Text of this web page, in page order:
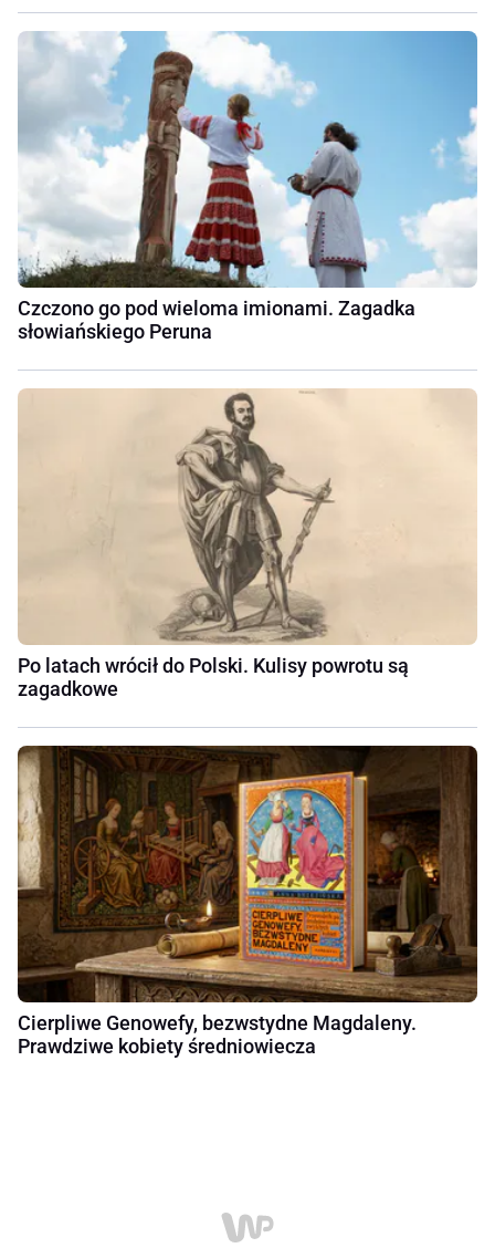
Czczono go pod wieloma imionami. Zagadka
słowiańskiego Peruna
Po latach wrócił do Polski. Kulisy powrotu są
zagadkowe
Cierpliwe Genowefy, bezwstydne Magdaleny.
Prawdziwe kobiety średniowiecza